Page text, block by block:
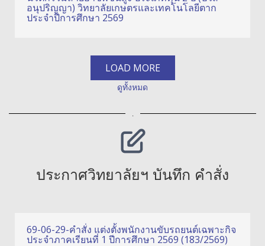
อนุปริญญา) วิทยาลัยเกษตรและเทคโนโลยีตาก
ประจำปีการศึกษา 2569
LOAD MORE
ดูทั้งหมด
ประกาศวิทยาลัยฯ บันทึก คำสั่ง
69-06-29-คำสั่ง แต่งตั้งพนักงานขับรถยนต์เฉพาะกิจ
ประจำภาคเรียนที่ 1 ปีการศึกษา 2569 (183/2569)